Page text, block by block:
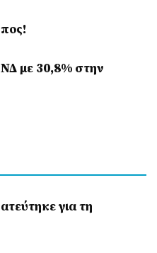
με 30,8% στην
για τη